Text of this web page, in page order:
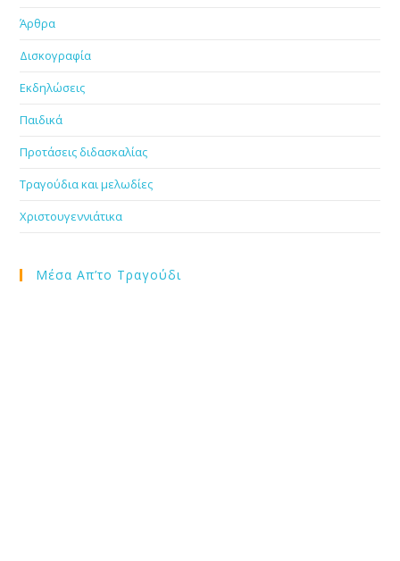
Άρθρα
Δισκογραφία
Εκδηλώσεις
Παιδικά
Προτάσεις διδασκαλίας
Τραγούδια και μελωδίες
Χριστουγεννιάτικα
Μέσα Απ’το Τραγούδι